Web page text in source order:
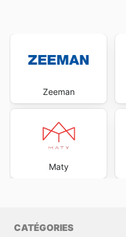
Zeeman
Maty
CATÉGORIES